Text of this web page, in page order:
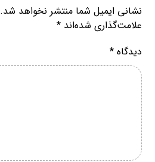
نشانی ایمیل شما منتشر نخواهد شد.
علامت‌گذاری شده‌اند*
دیدگاه*